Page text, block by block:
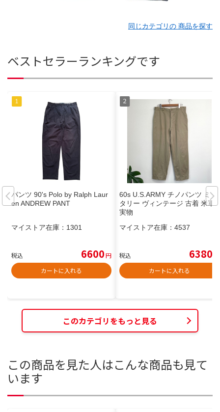
同じカテゴリの 商品を探す
ベストセラーランキングです
パンツ 90's Polo by Ralph Laur
en ANDREW PANT
マイストア在庫： 1301
税込 6600円
カートに入れる
60s U.S.ARMY チノパンツ ミリ
タリー ヴィンテージ 古着 米軍
実物
マイストア在庫： 4537
税込 6380
カートに入れる
このカテゴリをもっと見る
この商品を見た人はこんな商品も見て
います